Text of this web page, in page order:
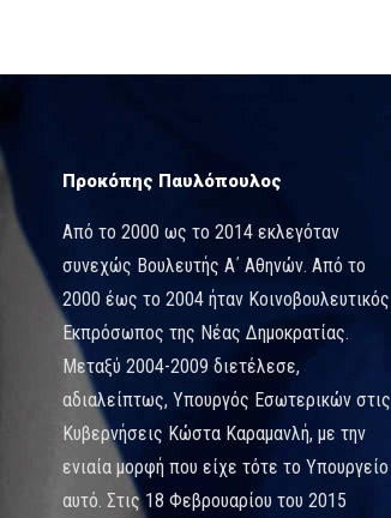
Προκόπης Παυλόπουλος
Από το 2000 ως το 2014 εκλεγόταν
συνεχώς Βουλευτής Α΄ Αθηνών. Από το
2000 έως το 2004 ήταν Κοινοβουλευτικός
Εκπρόσωπος της Νέας Δημοκρατίας.
Μεταξύ 2004-2009 διετέλεσε,
αδιαλείπτως, Υπουργός Εσωτερικών στις
Κυβερνήσεις Κώστα Καραμανλή, με την
ενιαία μορφή που είχε τότε το Υπουργείο
αυτό. Στις 18 Φεβρουαρίου του 2015